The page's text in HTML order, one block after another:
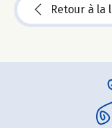
Retour à la